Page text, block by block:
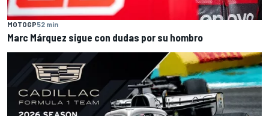
MOTOGP52 min
Marc Márquez sigue con dudas por su hombro